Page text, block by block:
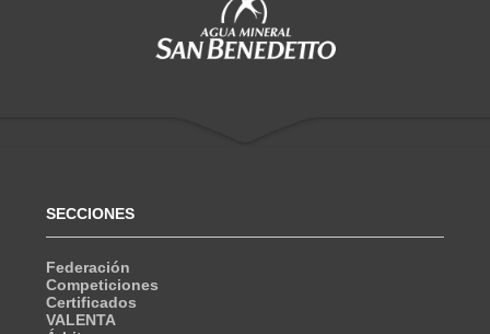
SECCIONES
Federación
Competiciones
Certificados
VALENTA